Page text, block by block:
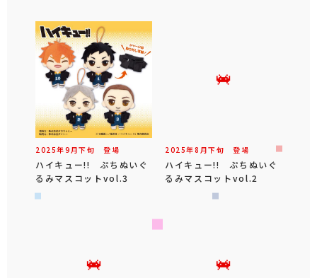
2025年9 月下旬 登場
ハイキュー!! ぷちぬいぐ
るみマスコットvol.3
2025年8 月下旬 登場
ハイキュー!! ぷちぬいぐ
るみマスコットvol.2